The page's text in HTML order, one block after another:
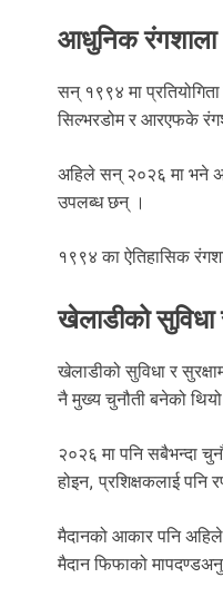
आधुनिक रंगशाला
सन् १९९४ मा
सिल्भरडोम र आरएफके
अहिले सन् २०२६ मा भने
उपलब्ध छन् ।
१९९४ का ऐतिहासिक
खेलाडीको सुविधा
खेलाडीको सुविधा र
नै मुख्य चुनौती बनेको
२०२६ मा पनि सबैभन्दा
होइन, प्रशिक्षकलाई पनि
मैदानको आकार पनि अहिले
मैदान फिफाको